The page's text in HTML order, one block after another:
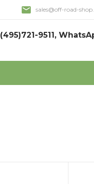
sales@off-road-
9511,